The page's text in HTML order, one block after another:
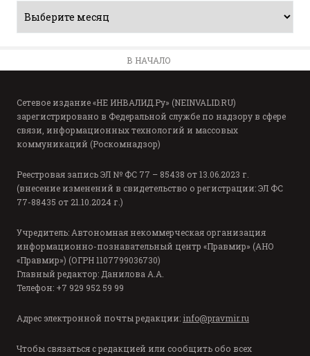
В НАЧАЛО
Сетевое издание «НЕ ИНВАЛИД.Ру» (NEINVALID.RU)
зарегистрировано в Федеральной службе по надзору в сфере
связи, информационных технологий и массовых
коммуникаций (Роскомнадзор)
Реестровая запись ЭЛ № ФС 77 – 85438 от 13.06.2023 г.
(внесение изменений в свидетельство о регистрации: ЭЛ ФС
77-88435 от 21.10.2024 г.)
Учредитель: Автономная некоммерческая организация
информационно-познавательный центр «Правмир» (АНО
«Правмир») (ОГРН 1107799036730)
Главный редактор: Данилова А.А.
Телефон: +7 929 952 59 99
Адрес электронной почты редакции: info@pravmir.ru
Чтобы связаться с редакцией или сообщить обо всех